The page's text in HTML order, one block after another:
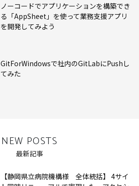
ノーコードでアプリケーションを構築でき
る「AppSheet」を使って業務支援アプリ
を開発してみよう
GitForWindowsで社内のGitLabにPushし
てみた
NEW POSTS
最新記事
【静岡県立病院機構様 全体統括】 4サイ